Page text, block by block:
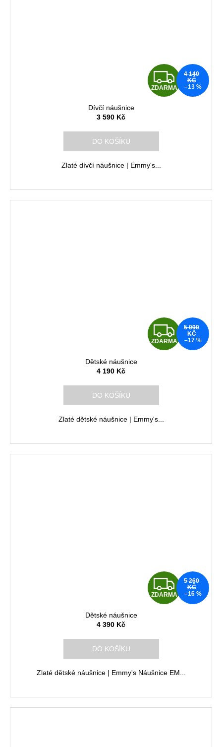
Z
D
ZDARMA
4 140
KČ
–13 %
Dívčí náušnice
3 590 Kč
DO KOŠÍKU
Zlaté dívčí náušnice | Emmy's...
Z
D
ZDARMA
5 090
KČ
–17 %
Dětské náušnice
4 190 Kč
DO KOŠÍKU
Zlaté dětské náušnice | Emmy's...
Z
D
M
ZDARMA
5 260
KČ
–16 %
Dětské náušnice
4 390 Kč
DO KOŠÍKU
Zlaté dětské náušnice | Emmy's Náušnice EM...